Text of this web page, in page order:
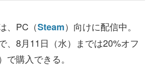
、PC（Steam）向けに配信中。
、8月11日（水）までは20%オフ
で購入できる。